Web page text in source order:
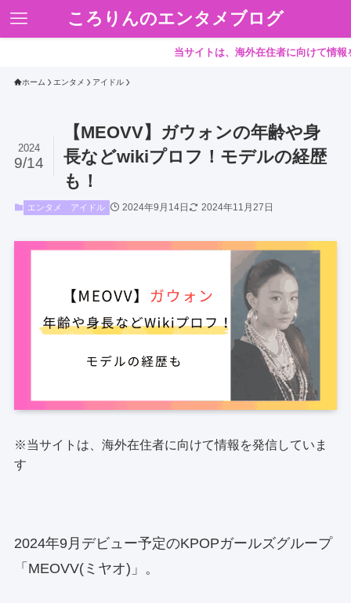
ころりんのエンタメブログ
当サイトは、海外在住者に向けて情報を発信
ホーム エンタメ アイドル
【MEOVV】ガウォンの年齢や身
長などwikiプロフ！モデルの経歴
も！
2024
9/14
エンタメ アイドル 2024年9月14日 2024年11月27日
※当サイトは、海外在住者に向けて情報を発信していま
す
2024年9月デビュー予定のKPOPガールズグループ
「MEOVV(ミヤオ)」。